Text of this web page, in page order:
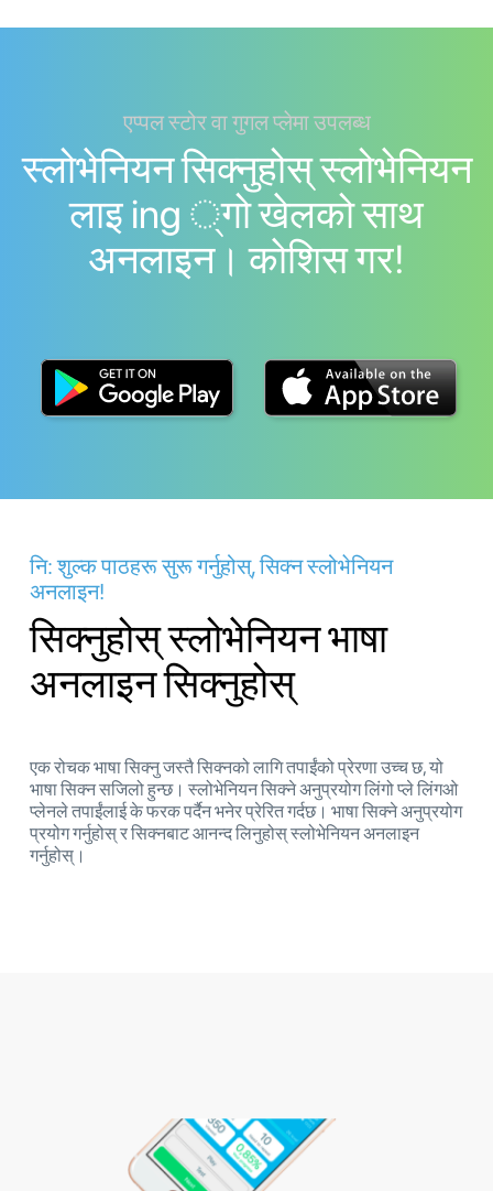
एप्पल स्टोर वा गुगल प्लेमा उपलब्ध
स्लोभेनियन सिक्नुहोस् स्लोभेनियन
लाइ ing ्गो खेलको साथ
अनलाइन। काेशिस गर!
नि: शुल्क पाठहरू सुरू गर्नुहोस्, सिक्न स्लोभेनियन
अनलाइन!
सिक्नुहोस् स्लोभेनियन भाषा
अनलाइन सिक्नुहोस्
एक रोचक भाषा सिक्नु जस्तै सिक्नको लागि तपाईंको प्रेरणा उच्च छ, यो
भाषा सिक्न सजिलो हुन्छ। स्लोभेनियन सिक्ने अनुप्रयोग लिंगो प्ले लिंगओ
प्लेनले तपाईंलाई के फरक पर्दैन भनेर प्रेरित गर्दछ। भाषा सिक्ने अनुप्रयोग
प्रयोग गर्नुहोस् र सिक्नबाट आनन्द लिनुहोस् स्लोभेनियन अनलाइन
गर्नुहोस्।